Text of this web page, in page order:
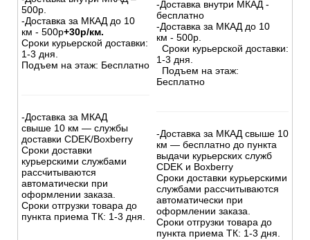
500р.
-Доставка за МКАД до 10
км - 500р+30р/км.
Сроки курьерской доставки:
1-3 дня.
Подъем на этаж: Бесплатно
-Доставка за МКАД
свыше 10 км — службы
доставки CDEK/Boxberry
Сроки доставки
курьерскими службами
рассчитываются
автоматически при
оформлении заказа.
Сроки отгрузки товара до
пункта приема ТК: 1-3 дня.
-Доставка внутри МКАД -
бесплатно
-Доставка за МКАД до 10
км - 500р.
Сроки курьерской доставки:
1-3 дня.
Подъем на этаж:
Бесплатно
-Доставка за МКАД свыше 10
км — бесплатно до пункта
выдачи курьерских служб
CDEK и Boxberry
Сроки доставки курьерскими
службами рассчитываются
автоматически при
оформлении заказа.
Сроки отгрузки товара до
пункта приема ТК: 1-3 дня.